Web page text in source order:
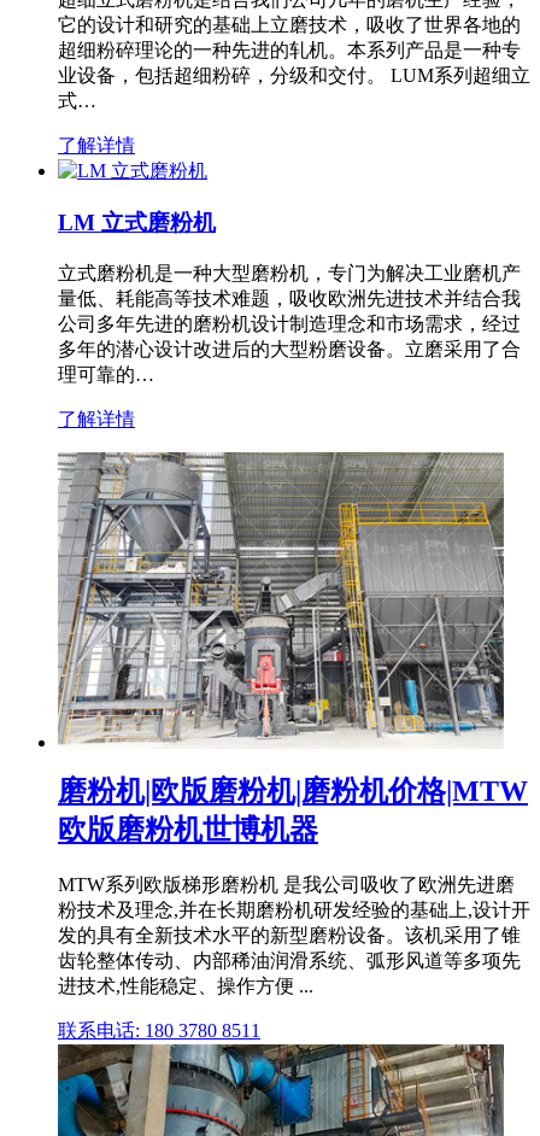
它的设计和研究的基础上立磨技术，吸收了世界各地的
超细粉碎理论的一种先进的轧机。本系列产品是一种专
业设备，包括超细粉碎，分级和交付。 LUM系列超细立
式…
了解详情
LM 立式磨粉机
立式磨粉机是一种大型磨粉机，专门为解决工业磨机产
量低、耗能高等技术难题，吸收欧洲先进技术并结合我
公司多年先进的磨粉机设计制造理念和市场需求，经过
多年的潜心设计改进后的大型粉磨设备。立磨采用了合
理可靠的…
了解详情
磨粉机|欧版磨粉机|磨粉机价格|MTW
欧版磨粉机世博机器
MTW系列欧版梯形磨粉机 是我公司吸收了欧洲先进磨
粉技术及理念,并在长期磨粉机研发经验的基础上,设计开
发的具有全新技术水平的新型磨粉设备。该机采用了锥
齿轮整体传动、内部稀油润滑系统、弧形风道等多项先
进技术,性能稳定、操作方便 ...
联系电话: 180 3780 8511